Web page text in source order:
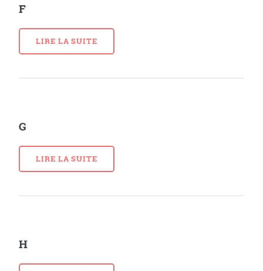
F
LIRE LA SUITE
G
LIRE LA SUITE
H